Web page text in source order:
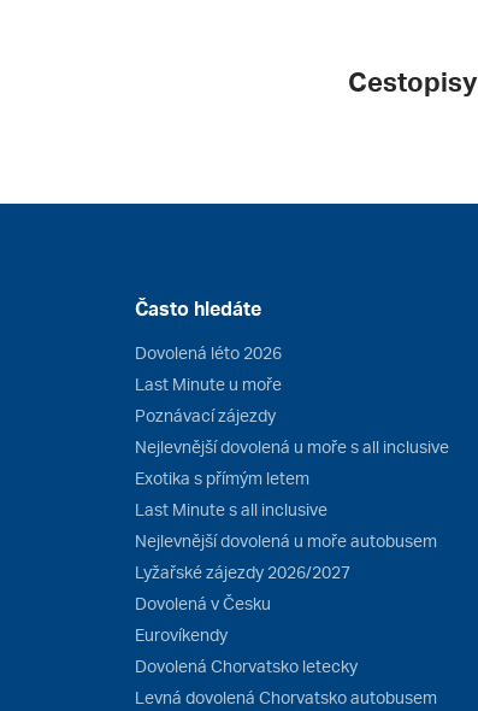
Cestopisy
Často hledáte
Dovolená léto 2026
Last Minute u moře
Poznávací zájezdy
Nejlevnější dovolená u moře s all inclusive
Exotika s přímým letem
Last Minute s all inclusive
Nejlevnější dovolená u moře autobusem
Lyžařské zájezdy 2026/2027
Dovolená v Česku
Eurovíkendy
Dovolená Chorvatsko letecky
Levná dovolená Chorvatsko autobusem